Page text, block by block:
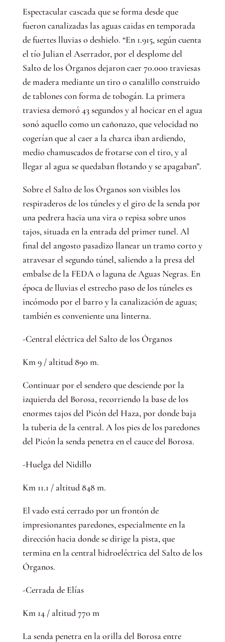
Espectacular cascada que se forma desde que
fueron canalizadas las aguas caidas en temporada
de fuertes lluvias o deshielo. “En 1.915, según cuenta
el tío Julian el Aserrador, por el desplome del
Salto de los Órganos dejaron caer 70.000 traviesas
de madera mediante un tiro o canalillo construido
de tablones con forma de tobogán. La primera
traviesa demoró 43 segundos y al hocicar en el agua
sonó aquello como un cañonazo, que velocidad no
cogerían que al caer a la charca iban ardiendo,
medio chamuscados de frotarse con el tiro, y al
llegar al agua se quedaban flotando y se apagaban”.
Sobre el Salto de los Órganos son visibles los
respiraderos de los túneles y el giro de la senda por
una pedrera hacia una vira o repisa sobre unos
tajos, situada en la entrada del primer tunel. Al
final del angosto pasadizo llanear un tramo corto y
atravesar el segundo túnel, saliendo a la presa del
embalse de la FEDA o laguna de Aguas Negras. En
época de lluvias el estrecho paso de los túneles es
incómodo por el barro y la canalización de aguas;
también es conveniente una linterna.
-Central eléctrica del Salto de los Órganos
Km 9 / altitud 890 m.
Continuar por el sendero que desciende por la
izquierda del Borosa, recorriendo la base de los
enormes tajos del Picón del Haza, por donde baja
la tuberia de la central. A los pies de los paredones
del Picón la senda penetra en el cauce del Borosa.
-Huelga del Nidillo
Km 11.1 / altitud 848 m.
El vado está cerrado por un frontón de
impresionantes paredones, especialmente en la
dirección hacia donde se dirige la pista, que
termina en la central hidroeléctrica del Salto de los
Órganos.
-Cerrada de Elías
Km 14 / altitud 770 m
La senda penetra en la orilla del Borosa entre